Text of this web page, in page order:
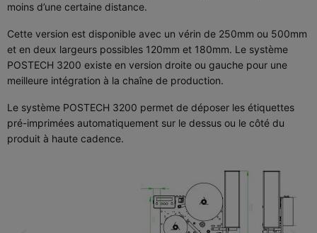
moins d’une certaine distance.
Cette version est disponible avec un vérin de 250mm ou 500mm
et en deux largeurs possibles 120mm et 180mm. Le système
POSTECH 3200 existe en version droite ou gauche pour une
meilleure intégration à la chaîne de production.
Le système POSTECH 3200 permet de déposer les étiquettes
pré-imprimées automatiquement sur le dessus ou le côté du
produit à haute cadence.